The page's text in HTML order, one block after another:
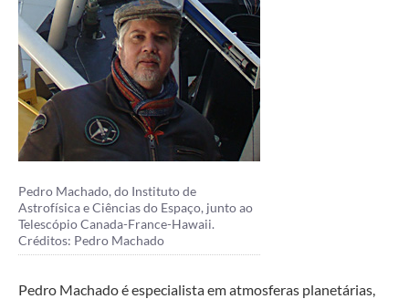
Pedro Machado, do Instituto de
Astrofísica e Ciências do Espaço, junto ao
Telescópio Canada-France-Hawaii.
Créditos: Pedro Machado
Pedro Machado é especialista em atmosferas planetárias,